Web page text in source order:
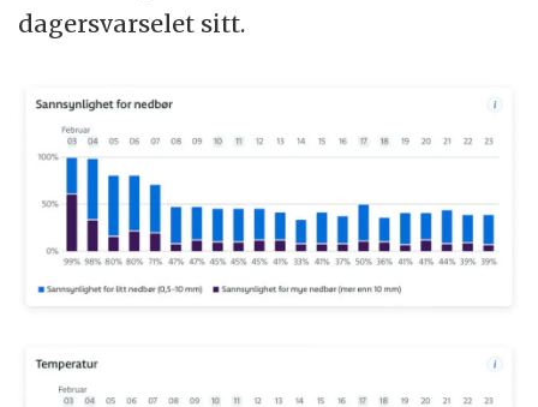
dagersvarselet sitt.